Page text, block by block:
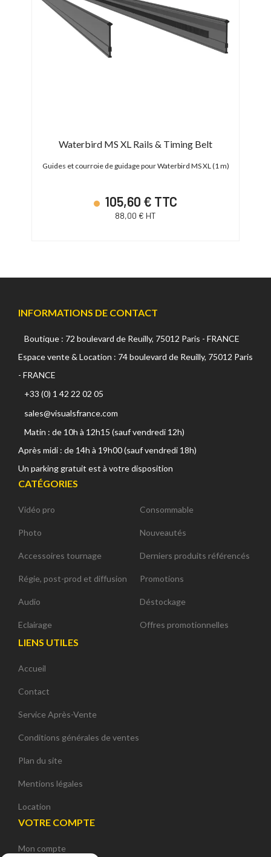
Waterbird MS XL Rails & Timing Belt
Guides et courroie de guidage pour Waterbird MS XL (1 m)
105,60 € TTC
88,00 € HT
INFORMATIONS DE CONTACT
Boutique : 72 boulevard de Reuilly, 75012 Paris - FRANCE
Espace vente & Location : 74 boulevard de Reuilly, 75012 Paris
- FRANCE
+33 (0) 1 42 22 02 05
sales@visualsfrance.com
Matin : de 10h à 12h15 (sauf vendredi 12h)
Après midi : de 14h à 19h00 (sauf vendredi 18h)
Un parking gratuit est à votre disposition
CATÉGORIES
Vidéo pro
Photo
Accessoires tournage
Régie, post-prod et diffusion
Audio
Eclairage
Consommable
Nouveautés
Derniers produits référencés
Promotions
Déstockage
Offres promotionnelles
LIENS UTILES
Accueil
Contact
Service Après-Vente
Conditions générales de ventes
Plan du site
Mentions légales
Location
VOTRE COMPTE
Mon compte